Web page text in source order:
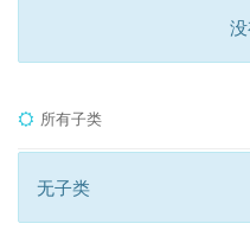
所有子类
无子类